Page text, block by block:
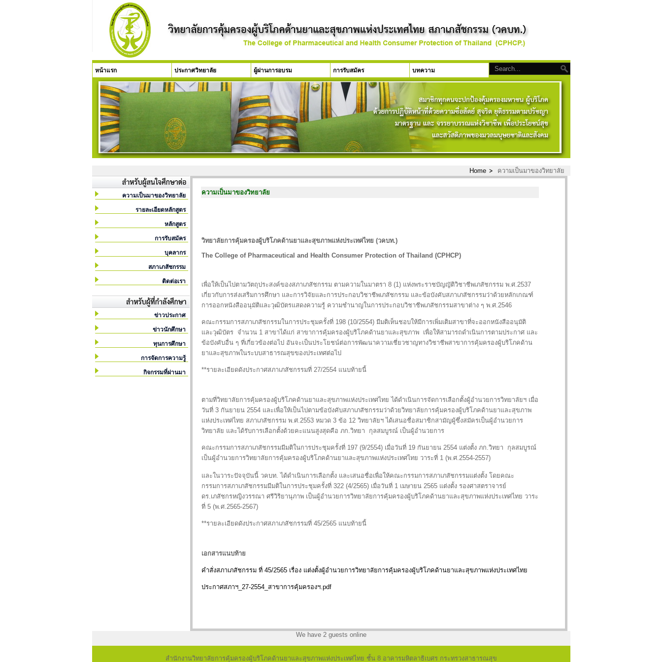
หน้าแรก ประกาศวิทยาลัย ผู้ผ่านการอบรม การรับสมัคร บทความ
Home ความเป็นมาของวิทยาลัย
ความเป็นมาของวิทยาลัย
รายละเอียดหลักสูตร
หลักสูตร
การรับสมัคร
บุคลากร
สภาเภสัชกรรม
ติดต่อเรา
ข่าวประกาศ
ข่าวนักศึกษา
ทุนการศึกษา
การจัดการความรู้
กิจกรรมที่ผ่านมา
ความเป็นมาของวิทยาลัย
วิทยาลัยการคุ้มครองผู้บริโภคด้านยาและสุขภาพแห่งประเทศไทย (วคบท.)
The College of Pharmaceutical and Health Consumer Protection of Thailand (CPHCP)
เพื่อให้เป็นไปตามวัตถุประสงค์ของสภาเภสัชกรรม ตามความในมาตรา 8 (1) แห่งพระราชบัญญัติวิชาชีพเภสัชกรรม พ.ศ.2537
เกี่ยวกับการส่งเสริมการศึกษา และการวิจัยและการประกอบวิชาชีพเภสัชกรรม และข้อบังคับสภาเภสัชกรรมว่าด้วยหลักเกณฑ์
การออกหนังสืออนุมัติและวุฒิบัตรแสดงความรู้ ความชำนาญในการประกอบวิชาชีพเภสัชกรรมสาขาต่าง ๆ พ.ศ.2546
คณะกรรมการสภาเภสัชกรรมในการประชุมครั้งที่ 198 (10/2554) มีมติเห็นชอบให้มีการเพิ่มเติมสาขาที่จะออกหนังสืออนุมัติ
และวุฒิบัตร จำนวน 1 สาขาได้แก่ สาขาการคุ้มครองผู้บริโภคด้านยาและสุขภาพ เพื่อให้สามารถดำเนินการตามประกาศ และ
ข้อบังคับอื่น ๆ ที่เกี่ยวข้องต่อไป อันจะเป็นประโยชน์ต่อการพัฒนาความเชี่ยวชาญทางวิชาชีพสาขาการคุ้มครองผู้บริโภคด้าน
ยาและสุขภาพในระบบสาธารณสุขของประเทศต่อไป
**รายละเอียดดังประกาศสภาเภสัชกรรมที่ 27/2554 แนบท้ายนี้
ตามที่วิทยาลัยการคุ้มครองผู้บริโภคด้านยาและสุขภาพแห่งประเทศไทย ได้ดำเนินการจัดการเลือกตั้งผู้อำนวยการวิทยาลัยฯ เมื่อ
วันที่ 3 กันยายน 2554 และเพื่อให้เป็นไปตามข้อบังคับสภาเภสัชกรรมว่าด้วยวิทยาลัยการคุ้มครองผู้บริโภคด้านยาและสุขภาพ
แห่งประเทศไทย สภาเภสัชกรรม พ.ศ.2553 หมวด 3 ข้อ 12 วิทยาลัยฯ ได้เสนอชื่อสมาชิกสามัญผู้ซึ่งสมัครเป็นผู้อำนวยการ
วิทยาลัย และได้รับการเลือกตั้งด้วยคะแนนสูงสุดคือ ภก.วิทยา กุลสมบูรณ์ เป็นผู้อำนวยการ
คณะกรรมการสภาเภสัชกรรมมีมติในการประชุมครั้งที่ 197 (9/2554) เมื่อวันที่ 19 กันยายน 2554 แต่งตั้ง ภก.วิทยา กุลสมบูรณ์
เป็นผู้อำนวยการวิทยาลัยการคุ้มครองผู้บริโภคด้านยาและสุขภาพแห่งประเทศไทย วาระที่ 1 (พ.ศ.2554-2557)
และในวาระปัจจุบันนี้ วคบท. ได้ดำเนินการเลือกตั้ง และเสนอชื่อเพื่อให้คณะกรรมการสภาเภสัชกรรมแต่งตั้ง โดยคณะ
กรรมการสภาเภสัชกรรมมีมติในการประชุมครั้งที่ 322 (4/2565) เมื่อวันที่ 1 เมษายน 2565 แต่งตั้ง รองศาสตราจารย์
ดร.เภสัชกรหญิงวรรณา ศรีวิริยานุภาพ เป็นผู้อำนวยการวิทยาลัยการคุ้มครองผู้บริโภคด้านยาและสุขภาพแห่งประเทศไทย วาระ
ที่ 5 (พ.ศ.2565-2567)
**รายละเอียดดังประกาศสภาเภสัชกรรมที่ 45/2565 แนบท้ายนี้
เอกสารแนบท้าย
คำสั่งสภาเภสัชกรรม ที่ 45/2565 เรื่อง แต่งตั้งผู้อำนวยการวิทยาลัยการคุ้มครองผู้บริโภคด้านยาและสุขภาพแห่งประเทศไทย
ประกาศสภาฯ_27-2554_สาขาการคุ้มครองฯ.pdf
We have 2 guests online
สำนักงานวิทยาลัยการคุ้มครองผู้บริโภคด้านยาและสุขภาพแห่งประเทศไทย ชั้น 8 อาคารมหิตลาธิเบศร กระทรวงสาธารณสุข